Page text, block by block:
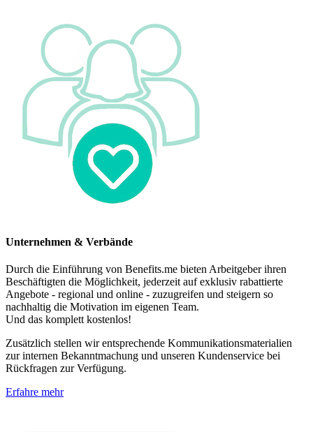
Unternehmen & Verbände
Durch die Einführung von Benefits.me bieten Arbeitgeber ihren
Beschäftigten die Möglichkeit, jederzeit auf exklusiv rabattierte
Angebote - regional und online - zuzugreifen und steigern so
nachhaltig die Motivation im eigenen Team.
Und das komplett kostenlos!
Zusätzlich stellen wir entsprechende Kommunikationsmaterialien
zur internen Bekanntmachung und unseren Kundenservice bei
Rückfragen zur Verfügung.
Erfahre mehr